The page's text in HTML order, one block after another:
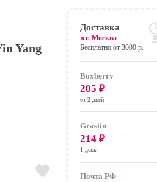
Yang
Доставка
в г.Москва
Бесплатно от 3000 р.
Boxberry
205 ₽
от 2 дней
Grastin
214 ₽
1 день
Почта РФ